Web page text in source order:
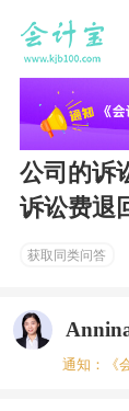
公司的诉
诉讼费退
获取同类问答
通知：《